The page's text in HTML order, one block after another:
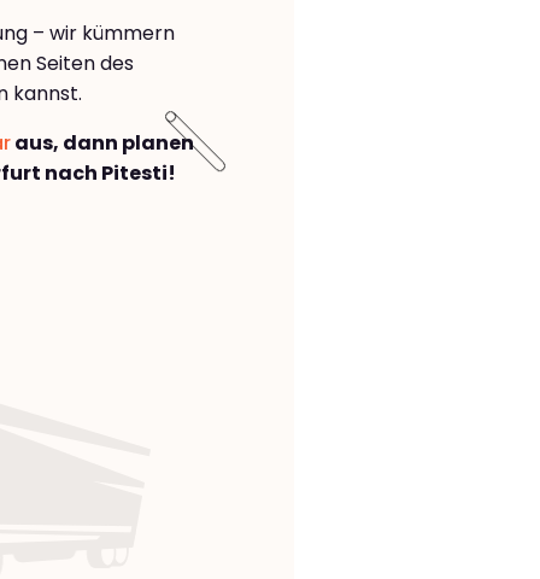
– wir kümmern
Seiten des
kannst.
aus, dann planen
nach Pitesti!